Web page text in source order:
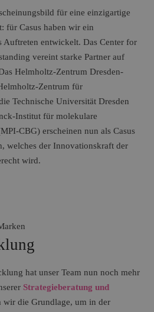
für eine einzigartige
für Casus haben wir ein
Auftreten entwickelt. Das Center for
vereint starke Partner auf
Helmholtz-Zentrum Dresden-
Zentrum für
Technische Universität Dresden
Institut für molekulare
CBG) erscheinen nun als Casus
welches der Innovationskraft der
wird.
hat unser Team nun noch mehr
Strategieberatung und
wir die Grundlage, um in der